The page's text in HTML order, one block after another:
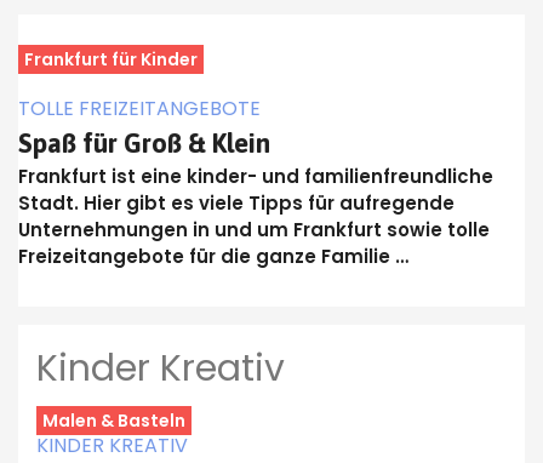
Frankfurt für Kinder
TOLLE FREIZEITANGEBOTE
Spaß für Groß & Klein
Frankfurt ist eine kinder- und familienfreundliche
Stadt. Hier gibt es viele Tipps für aufregende
Unternehmungen in und um Frankfurt sowie tolle
Freizeitangebote für die ganze Familie …
Kinder Kreativ
Malen & Basteln
KINDER KREATIV